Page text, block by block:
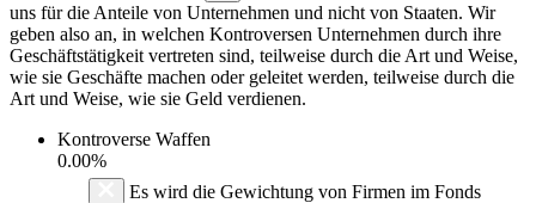
uns für die Anteile von Unternehmen und nicht von Staaten. Wir
geben also an, in welchen Kontroversen Unternehmen durch ihre
Geschäftstätigkeit vertreten sind, teilweise durch die Art und Weise,
wie sie Geschäfte machen oder geleitet werden, teilweise durch die
Art und Weise, wie sie Geld verdienen.
Kontroverse Waffen
0.00%
Es wird die Gewichtung von Firmen im Fonds